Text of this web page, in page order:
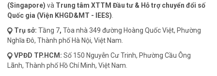
(Singapore) và Trung tâm XTTM Đầu tư & Hỗ trợ chuyển đổi số
Quốc gia (Viện KHGD&MT - IEES).
Trụ sở: Tầng 7, Tòa nhà 349 đường Hoàng Quốc Việt, Phường
Nghĩa Đô, Thành phố Hà Nội, Việt Nam.
VPĐD TP.HCM: Số 150 Nguyễn Cư Trinh, Phường Cầu Ông
Lãnh, Thành phố Hồ Chí Minh, Việt Nam.